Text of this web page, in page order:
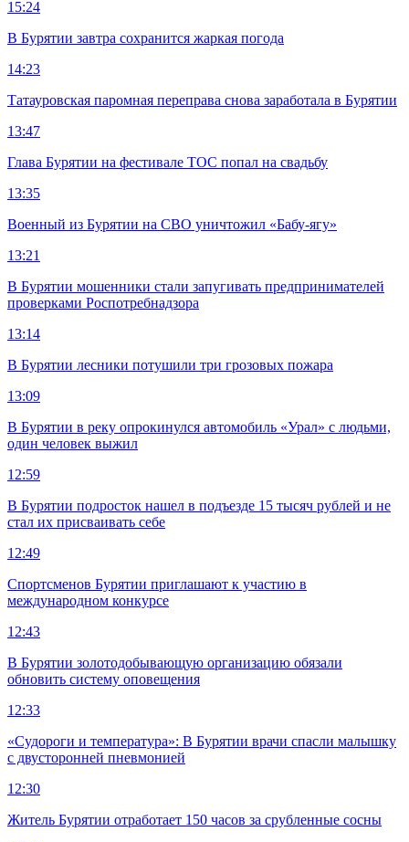
15:24
В Бурятии завтра сохранится жаркая погода
14:23
Татауровская паромная переправа снова заработала в Бурятии
13:47
Глава Бурятии на фестивале ТОС попал на свадьбу
13:35
Военный из Бурятии на СВО уничтожил «Бабу-ягу»
13:21
В Бурятии мошенники стали запугивать предпринимателей
проверками Роспотребнадзора
13:14
В Бурятии лесники потушили три грозовых пожара
13:09
В Бурятии в реку опрокинулся автомобиль «Урал» с людьми,
один человек выжил
12:59
В Бурятии подросток нашел в подъезде 15 тысяч рублей и не
стал их присваивать себе
12:49
Спортсменов Бурятии приглашают к участию в
международном конкурсе
12:43
В Бурятии золотодобывающую организацию обязали
обновить систему оповещения
12:33
«Судороги и температура»: В Бурятии врачи спасли малышку
с двусторонней пневмонией
12:30
Житель Бурятии отработает 150 часов за срубленные сосны